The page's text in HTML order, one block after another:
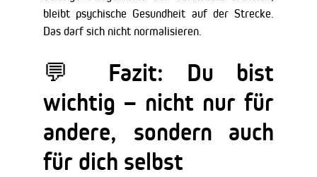
bleibt psychische Gesundheit auf der Strecke.
Das darf sich nicht normalisieren.
💬 Fazit: Du bist
wichtig – nicht nur für
andere, sondern auch
für dich selbst